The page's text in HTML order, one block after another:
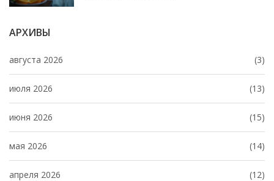
АРХИВЫ
августа 2026 (3)
июля 2026 (13)
июня 2026 (15)
мая 2026 (14)
апреля 2026 (12)